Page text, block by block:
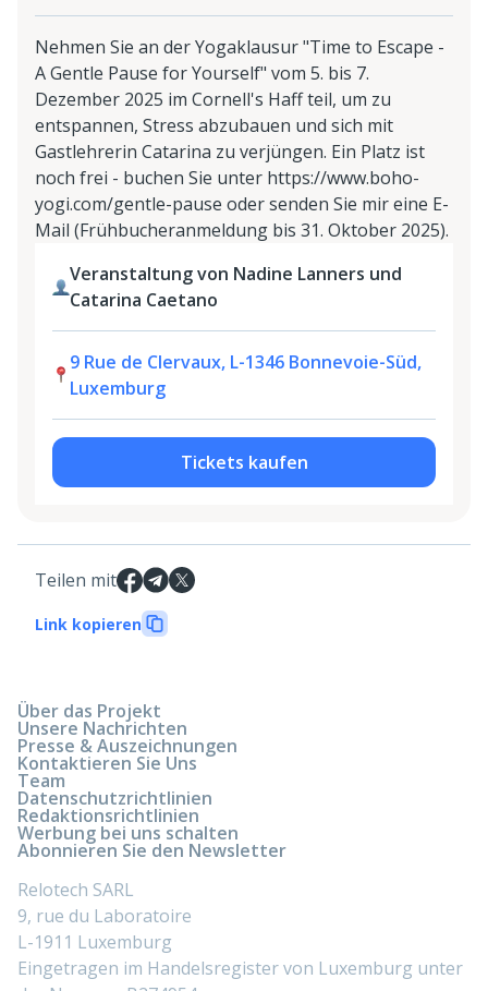
Nehmen Sie an der Yogaklausur "Time to Escape -
A Gentle Pause for Yourself" vom 5. bis 7.
Dezember 2025 im Cornell's Haff teil, um zu
entspannen, Stress abzubauen und sich mit
Gastlehrerin Catarina zu verjüngen. Ein Platz ist
noch frei - buchen Sie unter https://www.boho-
yogi.com/gentle-pause oder senden Sie mir eine E-
Mail (Frühbucheranmeldung bis 31. Oktober 2025).
Veranstaltung von Nadine Lanners und
Catarina Caetano
9 Rue de Clervaux, L-1346 Bonnevoie-Süd,
Luxemburg
Tickets kaufen
Teilen mit
Link kopieren
Über das Projekt
Unsere Nachrichten
Presse & Auszeichnungen
Kontaktieren Sie Uns
Team
Datenschutzrichtlinien
Redaktionsrichtlinien
Werbung bei uns schalten
Abonnieren Sie den Newsletter
Relotech SARL
9, rue du Laboratoire
L-1911 Luxemburg
Eingetragen im Handelsregister von Luxemburg unter